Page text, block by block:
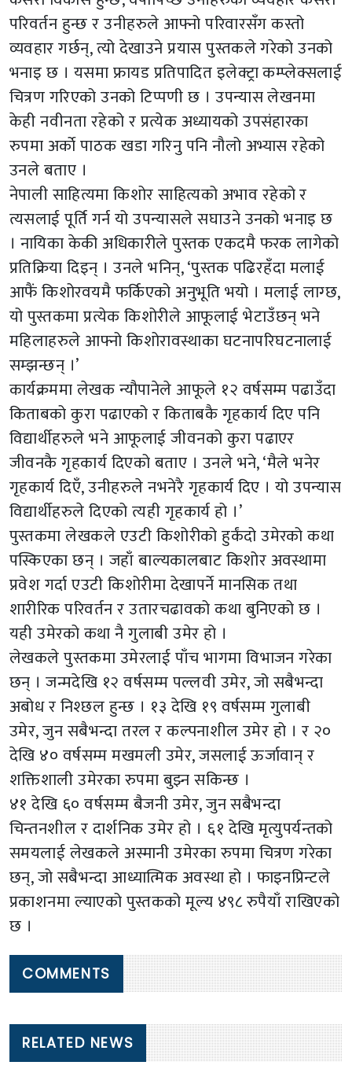
परिवर्तन हुन्छ र उनीहरुले आफ्नो परिवारसँग कस्तो
व्यवहार गर्छन्, त्यो देखाउने प्रयास पुस्तकले गरेको उनको
भनाइ छ । यसमा फ्रायड प्रतिपादित इलेक्ट्रा कम्प्लेक्सलाई
चित्रण गरिएको उनको टिप्पणी छ । उपन्यास लेखनमा
केही नवीनता रहेको र प्रत्येक अध्यायको उपसंहारका
रुपमा अर्काे पाठक खडा गरिनु पनि नौलो अभ्यास रहेको
उनले बताए ।
नेपाली साहित्यमा किशोर साहित्यको अभाव रहेको र
त्यसलाई पूर्ति गर्न यो उपन्यासले सघाउने उनको भनाइ छ
। नायिका केकी अधिकारीले पुस्तक एकदमै फरक लागेको
प्रतिक्रिया दिइन् । उनले भनिन्, ‘पुस्तक पढिरहँदा मलाई
आफैं किशोरवयमै फर्किएको अनुभूति भयो । मलाई लाग्छ,
यो पुस्तकमा प्रत्येक किशोरीले आफूलाई भेटाउँछन् भने
महिलाहरुले आफ्नो किशोरावस्थाका घटनापरिघटनालाई
सम्झन्छन् ।’
कार्यक्रममा लेखक न्यौपानेले आफूले १२ वर्षसम्म पढाउँदा
किताबको कुरा पढाएको र किताबकै गृहकार्य दिए पनि
विद्यार्थीहरुले भने आफूलाई जीवनको कुरा पढाएर
जीवनकै गृहकार्य दिएको बताए । उनले भने, ‘मैले भनेर
गृहकार्य दिएँ, उनीहरुले नभनेरै गृहकार्य दिए । यो उपन्यास
विद्यार्थीहरुले दिएको त्यही गृहकार्य हो ।’
पुस्तकमा लेखकले एउटी किशोरीको हुर्कंदो उमेरको कथा
पस्किएका छन् । जहाँ बाल्यकालबाट किशोर अवस्थामा
प्रवेश गर्दा एउटी किशोरीमा देखापर्ने मानसिक तथा
शारीरिक परिवर्तन र उतारचढावको कथा बुनिएको छ ।
यही उमेरको कथा नै गुलाबी उमेर हो ।
लेखकले पुस्तकमा उमेरलाई पाँच भागमा विभाजन गरेका
छन् । जन्मदेखि १२ वर्षसम्म पल्लवी उमेर, जो सबैभन्दा
अबोध र निश्छल हुन्छ । १३ देखि १९ वर्षसम्म गुलाबी
उमेर, जुन सबैभन्दा तरल र कल्पनाशील उमेर हो । र २०
देखि ४० वर्षसम्म मखमली उमेर, जसलाई ऊर्जावान् र
शक्तिशाली उमेरका रुपमा बुझ्न सकिन्छ ।
४१ देखि ६० वर्षसम्म बैजनी उमेर, जुन सबैभन्दा
चिन्तनशील र दार्शनिक उमेर हो । ६१ देखि मृत्युपर्यन्तको
समयलाई लेखकले अस्मानी उमेरका रुपमा चित्रण गरेका
छन्, जो सबैभन्दा आध्यात्मिक अवस्था हो । फाइनप्रिन्टले
प्रकाशनमा ल्याएको पुस्तकको मूल्य ४९८ रुपैयाँ राखिएको
छ ।
COMMENTS
RELATED NEWS